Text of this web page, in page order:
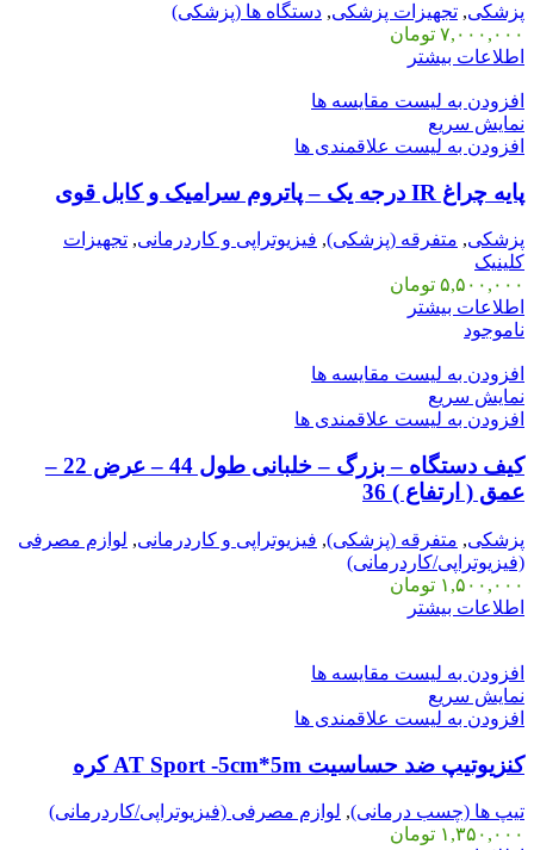
پزشکی, تجهیزات پزشکی, دستگاه ها (پزشکی)
۷,۰۰۰,۰۰۰ تومان
اطلاعات بیشتر
افزودن به لیست مقایسه ها
نمایش سریع
افزودن به لیست علاقمندی ها
پایه چراغ IR درجه یک – پاتروم سرامیک و کابل قوی
پزشکی, متفرقه (پزشکی), فیزیوتراپی و کاردرمانی, تجهیزات
کلینیک
۵,۵۰۰,۰۰۰ تومان
اطلاعات بیشتر
ناموجود
افزودن به لیست مقایسه ها
نمایش سریع
افزودن به لیست علاقمندی ها
کیف دستگاه – بزرگ – خلبانی طول 44 – عرض 22 –
عمق ( ارتفاع ) 36
پزشکی, متفرقه (پزشکی), فیزیوتراپی و کاردرمانی, لوازم مصرفی
(فیزیوتراپی/کاردرمانی)
۱,۵۰۰,۰۰۰ تومان
اطلاعات بیشتر
افزودن به لیست مقایسه ها
نمایش سریع
افزودن به لیست علاقمندی ها
کنزیوتیپ ضد حساسیت AT Sport -5cm*5m کره
تیپ ها (چسب درمانی), لوازم مصرفی (فیزیوتراپی/کاردرمانی)
۱,۳۵۰,۰۰۰ تومان